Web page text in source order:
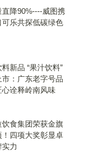
直降90%----威图携
可乐共探低碳绿色
新品 “果汁饮料”
市：广东老字号品
心诠释岭南风味
饮食集团荣获金旗
！四项大奖彰显卓
实力